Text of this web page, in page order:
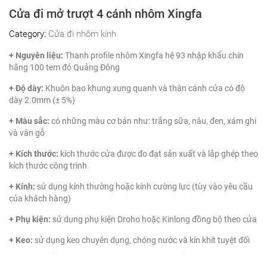
Cửa đi mở trượt 4 cánh nhôm Xingfa
Category: Cửa đi nhôm kính
+ Nguyên liệu: Thanh profile nhôm Xingfa hệ 93 nhập khẩu chín
hãng 100 tem đỏ Quảng Đông
+ Độ dày: Khuôn bao khung xung quanh và thân cánh cửa có độ
dày 2.0mm (± 5%)
+ Màu sắc: có những màu cơ bản như: trắng sữa, nâu, đen, xám ghi
và vân gỗ
+ Kích thước: kích thước cửa được đo đạt sản xuất và lắp ghép theo
kích thước công trình
+ Kính: sử dụng kính thường hoặc kính cường lực (tùy vào yêu cầu
của khách hàng)
+ Phụ kiện: sử dụng phụ kiện Droho hoặc Kinlong đồng bộ theo cửa
+ Keo: sử dụng keo chuyên dụng, chóng nước và kín khít tuyệt đối